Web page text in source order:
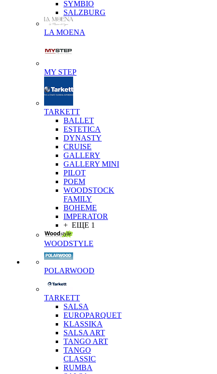
SYMBIO
SALZBURG
LA MOENA
MY STEP
TARKETT
BALLET
ESTETICA
DYNASTY
CRUISE
GALLERY
GALLERY MINI
PILOT
POEM
WOODSTOCK
FAMILY
BOHEME
IMPERATOR
+ ЕЩЕ 1
WOODSTYLE
POLARWOOD
TARKETT
SALSA
EUROPARQUET
KLASSIKA
SALSA ART
TANGO ART
TANGO
CLASSIC
RUMBA